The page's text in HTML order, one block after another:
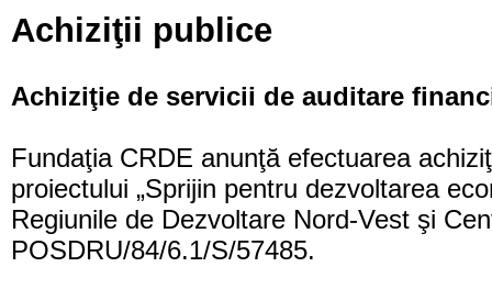
Achiziţii publice
Achiziţie de servicii de auditare
Fundaţia CRDE anunţă efectuarea
proiectului „Sprijin pentru dezvoltarea
Regiunile de Dezvoltare Nord-Vest şi
POSDRU/84/6.1/S/57485.